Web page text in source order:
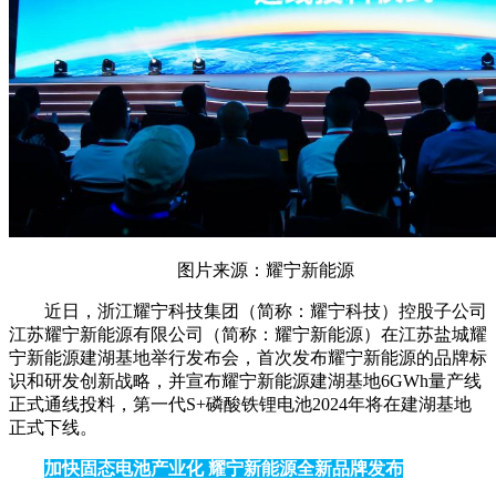
图片来源：耀宁新能源
近日，浙江耀宁科技集团（简称：耀宁科技）控股子公司
江苏耀宁新能源有限公司（简称：耀宁新能源）在江苏盐城耀
宁新能源建湖基地举行发布会，首次发布耀宁新能源的品牌标
识和研发创新战略，并宣布耀宁新能源建湖基地6GWh量产线
正式通线投料，第一代S+磷酸铁锂电池2024年将在建湖基地
正式下线。
加快固态电池产业化 耀宁新能源全新品牌发布